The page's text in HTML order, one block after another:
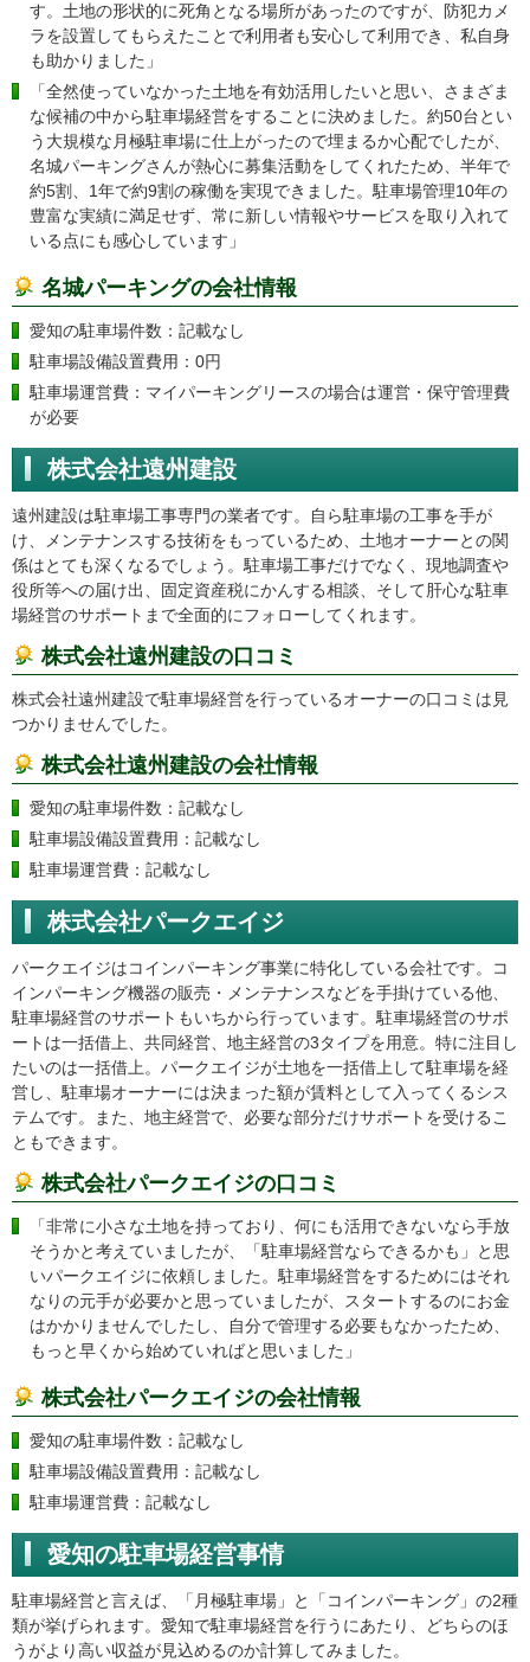
す。土地の形状的に死角となる場所があったのですが、防犯カメ
ラを設置してもらえたことで利用者も安心して利用でき、私自身
も助かりました」
「全然使っていなかった土地を有効活用したいと思い、さまざま
な候補の中から駐車場経営をすることに決めました。約50台とい
う大規模な月極駐車場に仕上がったので埋まるか心配でしたが、
名城パーキングさんが熱心に募集活動をしてくれたため、半年で
約5割、1年で約9割の稼働を実現できました。駐車場管理10年の
豊富な実績に満足せず、常に新しい情報やサービスを取り入れて
いる点にも感心しています」
名城パーキングの会社情報
愛知の駐車場件数：記載なし
駐車場設備設置費用：0円
駐車場運営費：マイパーキングリースの場合は運営・保守管理費
が必要
株式会社遠州建設
遠州建設は駐車場工事専門の業者です。自ら駐車場の工事を手が
け、メンテナンスする技術をもっているため、土地オーナーとの関
係はとても深くなるでしょう。駐車場工事だけでなく、現地調査や
役所等への届け出、固定資産税にかんする相談、そして肝心な駐車
場経営のサポートまで全面的にフォローしてくれます。
株式会社遠州建設の口コミ
株式会社遠州建設で駐車場経営を行っているオーナーの口コミは見
つかりませんでした。
株式会社遠州建設の会社情報
愛知の駐車場件数：記載なし
駐車場設備設置費用：記載なし
駐車場運営費：記載なし
株式会社パークエイジ
パークエイジはコインパーキング事業に特化している会社です。コ
インパーキング機器の販売・メンテナンスなどを手掛けている他、
駐車場経営のサポートもいちから行っています。駐車場経営のサポ
ートは一括借上、共同経営、地主経営の3タイプを用意。特に注目し
たいのは一括借上。パークエイジが土地を一括借上して駐車場を経
営し、駐車場オーナーには決まった額が賃料として入ってくるシス
テムです。また、地主経営で、必要な部分だけサポートを受けるこ
ともできます。
株式会社パークエイジの口コミ
「非常に小さな土地を持っており、何にも活用できないなら手放
そうかと考えていましたが、「駐車場経営ならできるかも」と思
いパークエイジに依頼しました。駐車場経営をするためにはそれ
なりの元手が必要かと思っていましたが、スタートするのにお金
はかかりませんでしたし、自分で管理する必要もなかったため、
もっと早くから始めていればと思いました」
株式会社パークエイジの会社情報
愛知の駐車場件数：記載なし
駐車場設備設置費用：記載なし
駐車場運営費：記載なし
愛知の駐車場経営事情
駐車場経営と言えば、「月極駐車場」と「コインパーキング」の2種
類が挙げられます。愛知で駐車場経営を行うにあたり、どちらのほ
うがより高い収益が見込めるのか計算してみました。